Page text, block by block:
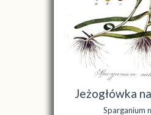
Jeżogłówka
Sparganium